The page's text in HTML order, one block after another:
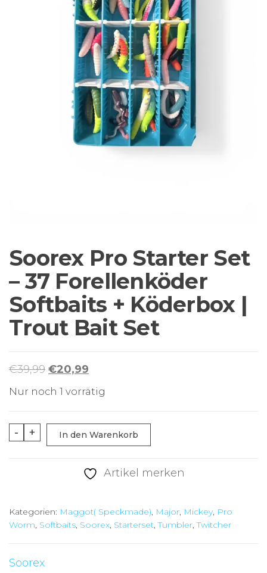
Sortiment Ruten,
Rollen und
Schnüre sowie
Zubehör für das
Brandungsangeln.
Soorex Pro Starter Set
– 37 Forellenköder
Softbaits + Köderbox |
Trout Bait Set
€39,99 Ursprünglicher
Preis
€20,99
Preis
Nur noch 1 vorrätig
-
Soorex
37
Forellenköder
+
+ In den Warenkorb
Artikel merken
Kategorien: Maggot( Speckmade), Major, Mickey, Pro
Worm, Softbaits, Soorex, Starterset,Tumbler,Twitcher
Soorex